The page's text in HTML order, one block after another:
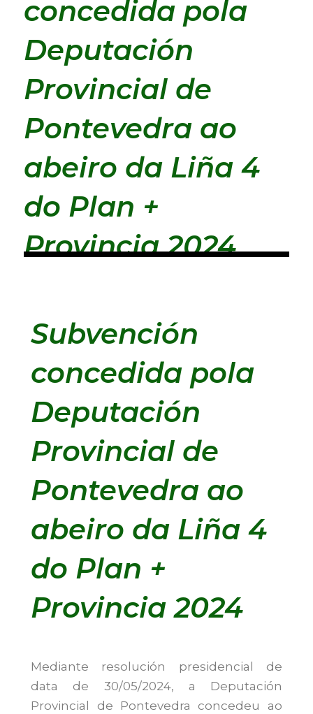
concedida pola
Deputación
Provincial de
Pontevedra ao
abeiro da Liña 4
do Plan +
Provincia 2024
Subvención
concedida pola
Deputación
Provincial de
Pontevedra ao
abeiro da Liña 4
do Plan +
Provincia 2024
Mediante resolución presidencial de
data de 30/05/2024, a Deputación
Provincial de Pontevedra concedeu ao